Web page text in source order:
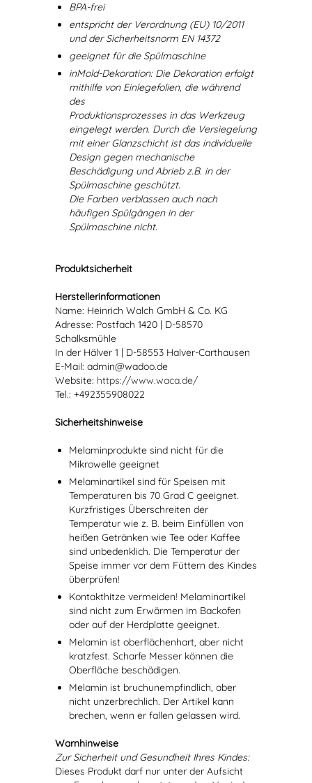
BPA-frei
entspricht der Verordnung (EU) 10/2011
und der Sicherheitsnorm EN 14372
geeignet für die Spülmaschine
inMold-Dekoration: Die Dekoration erfolgt
mithilfe von Einlegefolien, die während
des
Produktionsprozesses in das Werkzeug
eingelegt werden. Durch die Versiegelung
mit einer Glanzschicht ist das individuelle
Design gegen mechanische
Beschädigung und Abrieb z.B. in der
Spülmaschine geschützt.
Die Farben verblassen auch nach
häufigen Spülgängen in der
Spülmaschine nicht.
Produktsicherheit
Herstellerinformationen
Name: Heinrich Walch GmbH & Co. KG
Adresse: Postfach 1420 | D-58570
Schalksmühle
In der Hälver 1 | D-58553 Halver-Carthausen
E-Mail: admin@wadoo.de
Website: https://www.waca.de/
Tel.: +492355908022
Sicherheitshinweise
Melaminprodukte sind nicht für die
Mikrowelle geeignet
Melaminartikel sind für Speisen mit
Temperaturen bis 70 Grad C geeignet.
Kurzfristiges Überschreiten der
Temperatur wie z. B. beim Einfüllen von
heißen Getränken wie Tee oder Kaffee
sind unbedenklich. Die Temperatur der
Speise immer vor dem Füttern des Kindes
überprüfen!
Kontakthitze vermeiden! Melaminartikel
sind nicht zum Erwärmen im Backofen
oder auf der Herdplatte geeignet.
Melamin ist oberflächenhart, aber nicht
kratzfest. Scharfe Messer können die
Oberfläche beschädigen.
Melamin ist bruchunempfindlich, aber
nicht unzerbrechlich. Der Artikel kann
brechen, wenn er fallen gelassen wird.
Warnhinweise
Zur Sicherheit und Gesundheit Ihres Kindes:
Dieses Produkt darf nur unter der Aufsicht